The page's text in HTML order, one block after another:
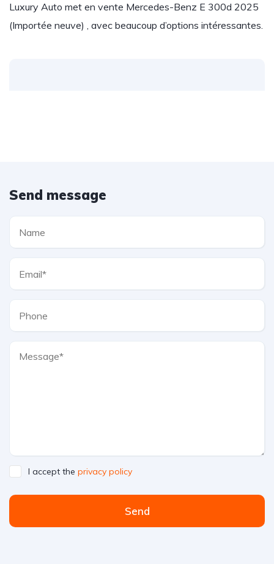
Luxury Auto met en vente Mercedes-Benz E 300d 2025
(Importée neuve) , avec beaucoup d’options intéressantes.
Send message
I accept the privacy policy
Send